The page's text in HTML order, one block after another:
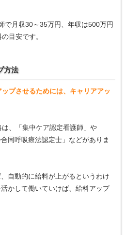
で月収30～35万円、年収は500万円
目安です。
方法
プさせるためには、キャリアアッ
、「集中ケア認定看護師」や
同呼吸療法認定士」などがありま
自動的に給料が上がるというわけ
かして働いていけば、給料アップ